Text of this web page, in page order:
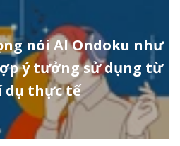
nói AI Ondoku như
ý tưởng sử dụng từ
dụ thực tế